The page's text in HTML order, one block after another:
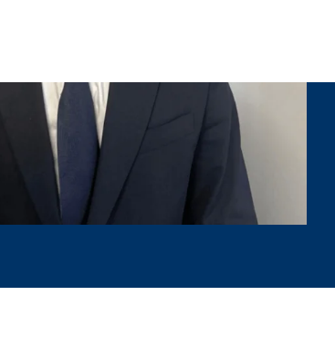
consentimiento
cookie_consent_v2
mindshape
Gestión de la
1 año